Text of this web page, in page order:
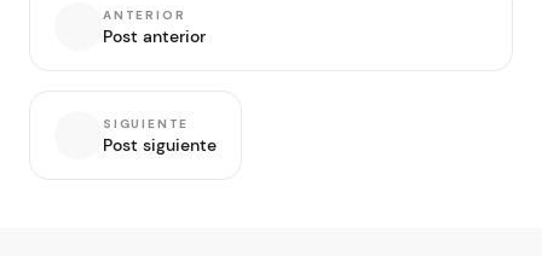
ANTERIOR
Post anterior
SIGUIENTE
Post siguiente